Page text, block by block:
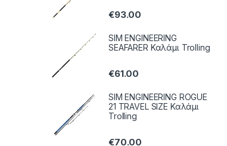
€93.00
SIM ENGINEERING
SEAFARER Καλάμι Trolling
€61.00
SIM ENGINEERING ROGUE
21 TRAVEL SIZE Καλάμι
Trolling
€70.00